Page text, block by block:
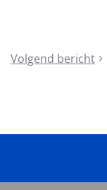
Volgend bericht
Asbestveilige
sectorprotocol